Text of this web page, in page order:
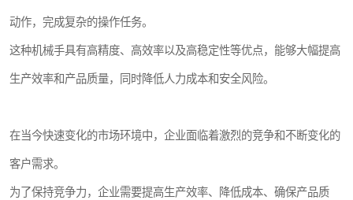
动作，完成复杂的操作任务。
这种机械手具有高精度、高效率以及高稳定性等优点，能够大幅提高
生产效率和产品质量，同时降低人力成本和安全风险。
在当今快速变化的市场环境中，企业面临着激烈的竞争和不断变化的
客户需求。
为了保持竞争力，企业需要提高生产效率、降低成本、确保产品质